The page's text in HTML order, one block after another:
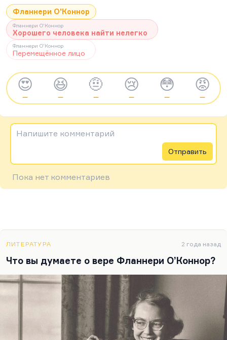
Фланнери О'Коннор
Фланнери О'Коннор
Хорошего человека найти нелегко
Фланнери О'Коннор
Перемещённое лицо
😍
—
😆
—
🤨
—
😢
—
😳
—
😡
—
Напишите комментарий
Отправить
Пока нет комментариев
ЛИТЕРАТУРА 2 года назад
Что вы думаете о вере Фланнери О’Коннор?